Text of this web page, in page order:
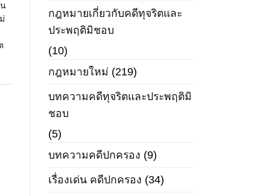
กฎหมายเกี่ยวกับคดีทุจริตและ
ประพฤติมิชอบ
(10)
กฎหมายใหม่ (219)
บทความคดีทุจริตและประพฤติมิ
ชอบ
(5)
บทความคดีปกครอง (9)
เรื่องเด่น คดีปกครอง (34)